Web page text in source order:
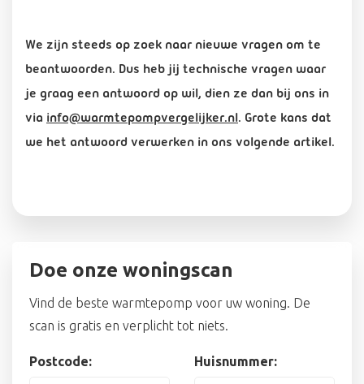
We zijn steeds op zoek naar nieuwe vragen om te
beantwoorden. Dus heb jij technische vragen waar
je graag een antwoord op wil, dien ze dan bij ons in
via info@warmtepompvergelijker.nl. Grote kans dat
we het antwoord verwerken in ons volgende artikel.
Doe onze woningscan
Vind de beste warmtepomp voor uw woning. De
scan is gratis en verplicht tot niets.
Postcode: Huisnummer: